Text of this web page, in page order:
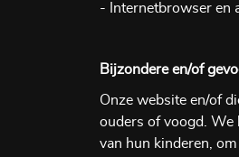
- Internetbrowser en
Bijzondere en/of
Onze website en/of
ouders of voogd. We
van hun kinderen,